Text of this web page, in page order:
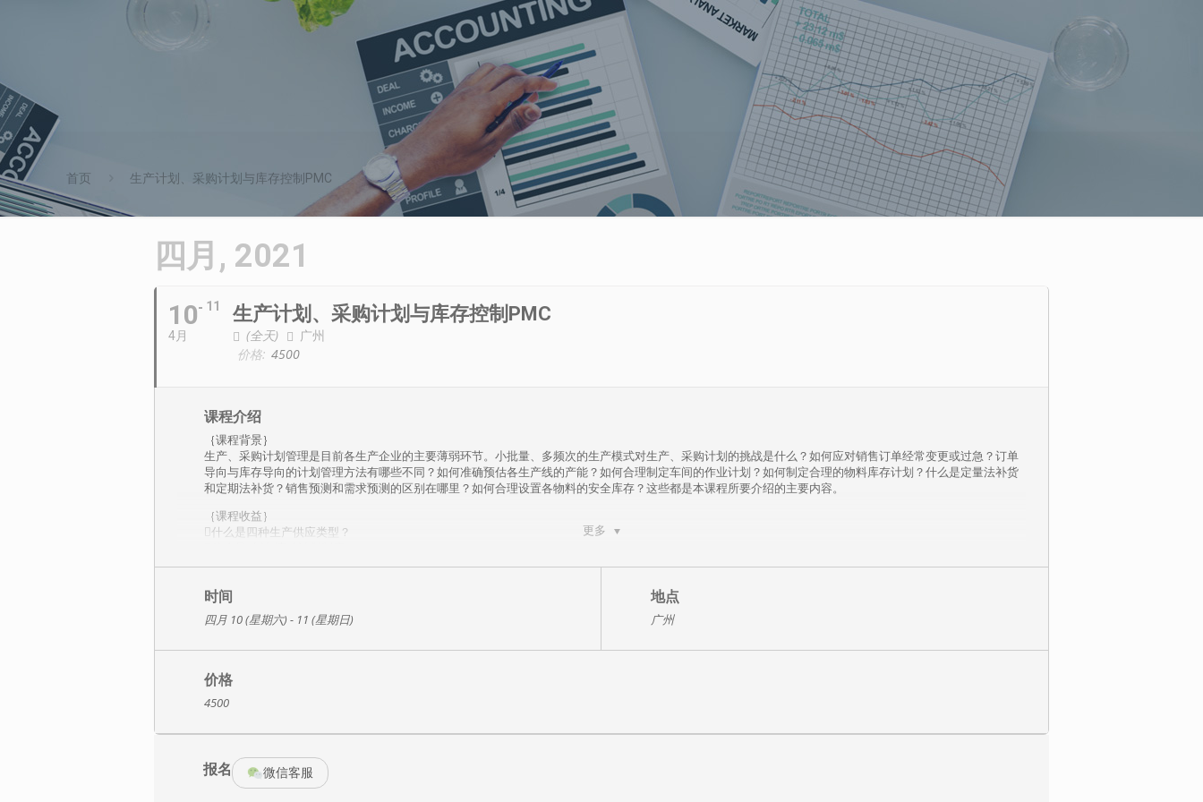
首页 生产计划、采购计划与库存控制PMC
四月, 2021
10
4月
11 生产计划、采购计划与库存控制PMC
(全天)
广州
价格: 4500
更多
课程介绍
｛课程背景｝
生产、采购计划管理是目前各生产企业的主要薄弱环节。小批量、多频次的生产模式对生产、采购计划的挑战是什么？如何应对销售订单经常变更或过急？订单
导向与库存导向的计划管理方法有哪些不同？如何准确预估各生产线的产能？如何合理制定车间的作业计划？如何制定合理的物料库存计划？什么是定量法补货
和定期法补货？销售预测和需求预测的区别在哪里？如何合理设置各物料的安全库存？这些都是本课程所要介绍的主要内容。
｛课程收益｝
什么是四种生产供应类型？
如何编制双线型甘特图？
产能评估五大步。
车间作业计划五大步。
库存管理五大KPI指标。
如何预测需求量。

｛讲师团队｝
（开课前一个月确认具体授课讲师）
张仲豪老师（Johnson Zhang）
时间
四月 10 (星期六) - 11 (星期日)
地点
广州
价格
4500
报名 微信客服